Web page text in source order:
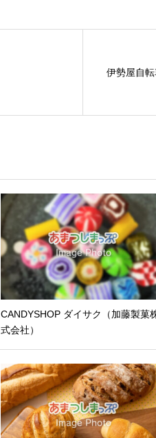
伊勢屋自
CANDYSHOP ダイサク（加藤製菓
式会社）